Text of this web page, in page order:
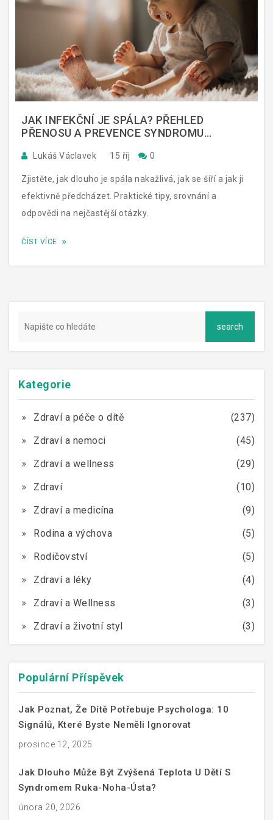
JAK INFEKČNÍ JE SPÁLA? PŘEHLED
PŘENOSU A PREVENCE SYNDROMU
Lukáš Václavek 15 říj 0
Zjistěte, jak dlouho je spála nakažlivá, jak se šíří a jak ji
efektivně předcházet. Praktické tipy, srovnání a
odpovědi na nejčastější otázky.
ČÍST VÍCE
Kategorie
Zdraví a péče o dítě
(237)
Zdraví a nemoci
(45)
Zdraví a wellness
(29)
Zdraví
(10)
Zdraví a medicína
(9)
Rodina a výchova
(5)
Rodičovství
(5)
Zdraví a léky
(4)
Zdraví a Wellness
(3)
Zdraví a životní styl
(3)
Populární Příspěvek
Jak Poznat, Že Dítě Potřebuje Psychologa: 10
Signálů, Které Byste Neměli Ignorovat
prosince 12, 2025
Jak Dlouho Může Být Zvýšená Teplota U Dětí S
Syndromem Ruka-Noha-Ústa?
února 20, 2026